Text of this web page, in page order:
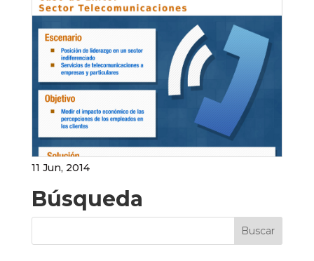
11 Jun, 2014
Búsqueda